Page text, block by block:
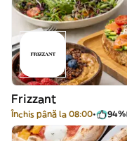
Frizzant
Închis până la 08:00 94%